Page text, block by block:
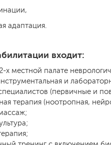
адаптация.
входит:
х местной палате
и
(первичные и
терапия (ноотропная,